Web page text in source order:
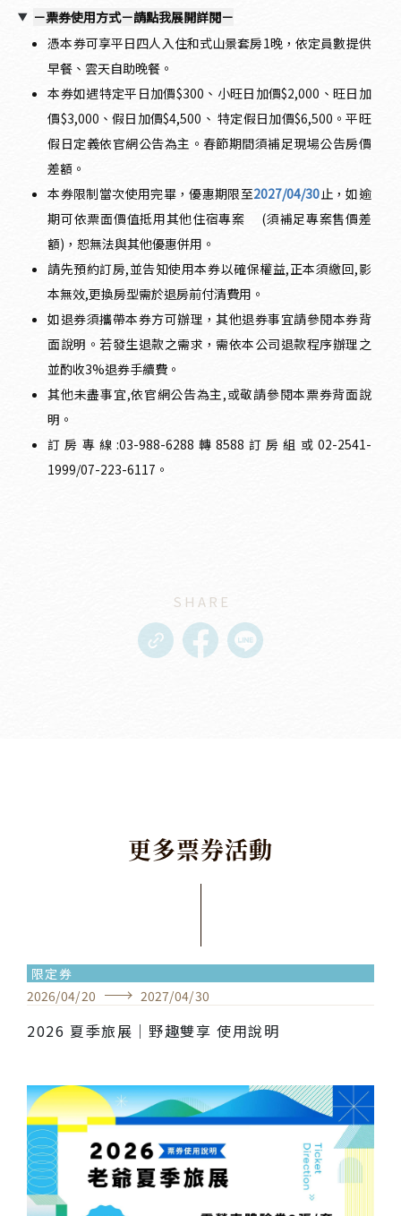
－票券使用方式－請點我展開詳閱－
憑本券可享平日四人入住和式山景套房1晚，依定員數提供
早餐、雲天自助晚餐。
本券如遇特定平日加價$300、小旺日加價$2,000、旺日加
價$3,000、假日加價$4,500、 特定假日加價$6,500。平旺
假日定義依官網公告為主。春節期間須補足現場公告房價
差額。
本券限制當次使用完畢，優惠期限至2027/04/30 止，如逾
期可依票面價值抵用其他住宿專案 (須補足專案售價差
額)，恕無法與其他優惠併用。
請先預約訂房,並告知使用本券以確保權益,正本須繳回,影
本無效,更換房型需於退房前付清費用。
如退券須攜帶本券方可辦理，其他退券事宜請參閱本券背
面說明。若發生退款之需求，需依本公司退款程序辦理之
並酌收3%退券手續費。
其他未盡事宜,依官網公告為主,或敬請參閱本票券背面說
明。
訂房專線:03-988-6288轉8588訂房組或02-2541-
1999/07-223-6117。
更多票券活動
限定券
2026/04/20 2027/04/30
2026 夏季旅展｜野趣雙享 使用說明